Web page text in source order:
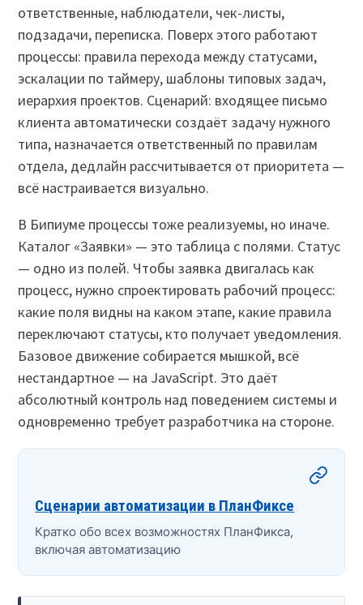
ответственные, наблюдатели, чек-листы,
подзадачи, переписка. Поверх этого работают
процессы: правила перехода между статусами,
эскалации по таймеру, шаблоны типовых задач,
иерархия проектов. Сценарий: входящее письмо
клиента автоматически создаёт задачу нужного
типа, назначается ответственный по правилам
отдела, дедлайн рассчитывается от приоритета —
всё настраивается визуально.
В Бипиуме процессы тоже реализуемы, но иначе.
Каталог «Заявки» — это таблица с полями. Статус
— одно из полей. Чтобы заявка двигалась как
процесс, нужно спроектировать рабочий процесс:
какие поля видны на каком этапе, какие правила
переключают статусы, кто получает уведомления.
Базовое движение собирается мышкой, всё
нестандартное — на JavaScript. Это даёт
абсолютный контроль над поведением системы и
одновременно требует разработчика на стороне.
Сценарии автоматизации в ПланФиксе
Кратко обо всех возможностях ПланФикса,
включая автоматизацию